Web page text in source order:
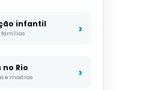
infantil
famílias
no Rio
e mostras